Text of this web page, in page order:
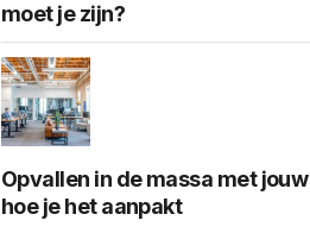
moet je zijn?
Opvallen in de massa met
hoe je het aanpakt